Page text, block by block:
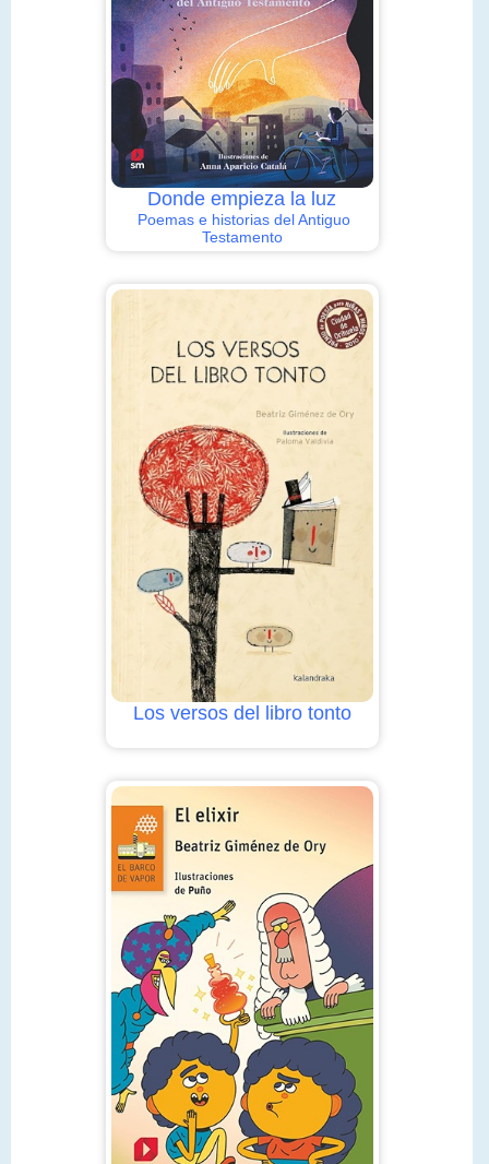
Donde empieza la luz
Poemas e historias del Antiguo
Testamento
Los versos del libro tonto